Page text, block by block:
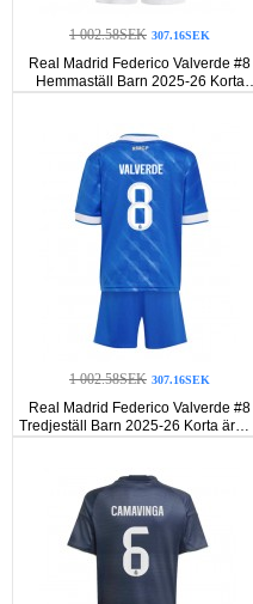
1 002.58SEK 307.16SEK
Real Madrid Federico Valverde #8
Hemmaställ Barn 2025-26 Korta
ärmar (+ Korta byxor)
1 002.58SEK 307.16SEK
Real Madrid Federico Valverde #8
Tredjeställ Barn 2025-26 Korta ärmar
(+ Korta byxor)